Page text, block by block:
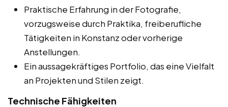
Praktische Erfahrung in der Fotografie,
vorzugsweise durch Praktika, freiberufliche
Tätigkeiten in Konstanz oder vorherige
Anstellungen.
Ein aussagekräftiges Portfolio, das eine Vielfalt
an Projekten und Stilen zeigt.
Technische Fähigkeiten